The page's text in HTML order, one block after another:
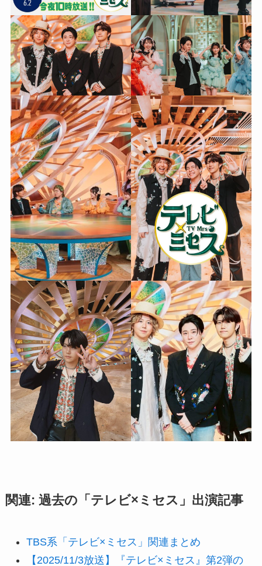
関連: 過去の「テレビ×ミセス」出演記事
TBS系「テレビ×ミセス」関連まとめ
【2025/11/3放送】『テレビ×ミセス』第2弾の